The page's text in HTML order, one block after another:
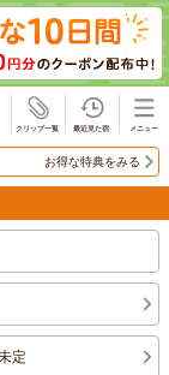
お得な特典をみる
定